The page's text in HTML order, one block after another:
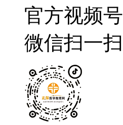
官方视频号
微信扫一扫